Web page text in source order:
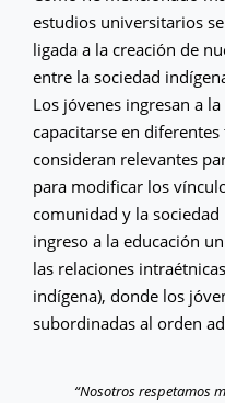
estudios universitarios
ligada a la creación de
entre la sociedad
Los jóvenes ingresan a
capacitarse en
consideran relevantes
para modificar los
comunidad y la
ingreso a la educación
las relaciones
indígena), donde los
subordinadas al orden
“Nosotros respetamos